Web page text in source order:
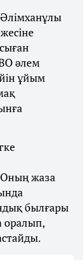
әлем
ұйым
жаза
былғары
оралып,